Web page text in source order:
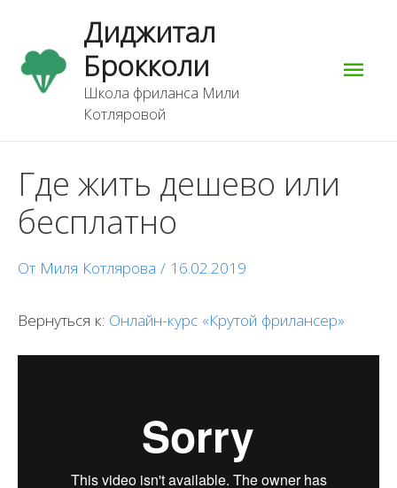
содержимому
Диджитал
Брокколи
Школа фриланса Мили
Котляровой
Где жить дешево или
бесплатно
От Миля Котлярова / 16.02.2019
Вернуться к: Онлайн-курс «Крутой фрилансер»